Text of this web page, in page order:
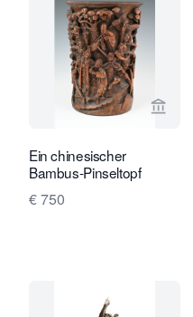
Ein chinesischer
Bambus-Pinseltopf
€ 750